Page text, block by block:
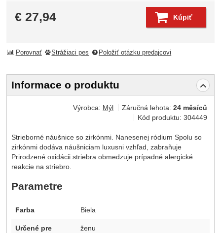
€ 27,94 Kúpiť
Porovnať Strážiaci pes Položiť otázku predajcovi
Informace o produktu
Výrobca: Mýl Záručná lehota:24 měsíců
Kód produktu:304449
Strieborné náušnice so zirkónmi. Nanesenej ródium Spolu so
zirkónmi dodáva náušniciam luxusni vzhľad, zabraňuje
Prirodzené oxidácii striebra obmedzuje prípadné alergické
reakcie na striebro.
Parametre
Farba Biela
Určené pre ženu